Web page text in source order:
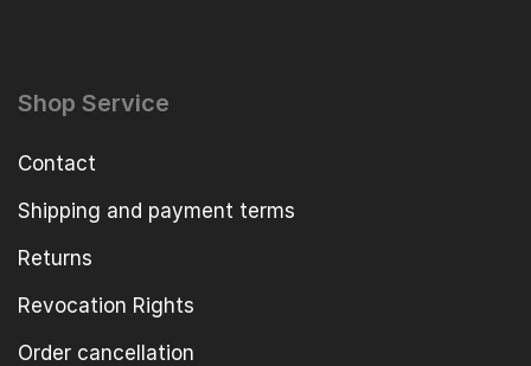
Shop Service
Contact
Shipping and payment terms
Returns
Revocation Rights
Order cancellation